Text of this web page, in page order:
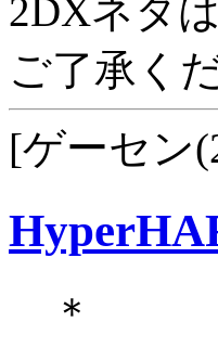
2DXネタ
ご了承く
[ゲーセン
＊